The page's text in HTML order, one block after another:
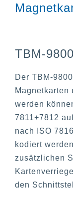
TBM-
Der TBM-
Magnetkarten
werden
7811+7812
nach ISO
kodiert
zusätzlichen
den